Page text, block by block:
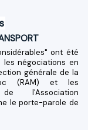
ont été
les négociations en
générale de la
(RAM) et les
l'Association
le porte-parole de